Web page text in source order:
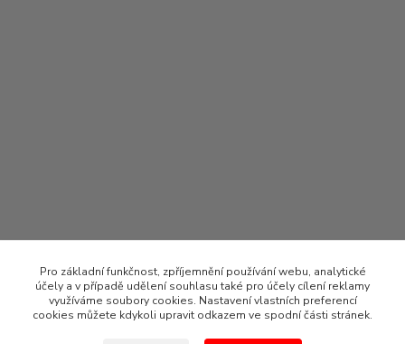
Pro základní funkčnost, zpříjemnění používání webu, analytické
účely a v případě udělení souhlasu také pro účely cílení reklamy
využíváme soubory cookies. Nastavení vlastních preferencí
cookies můžete kdykoli upravit odkazem ve spodní části stránek.